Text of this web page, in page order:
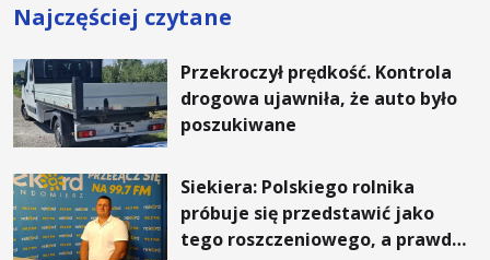
Najczęściej czytane
Przekroczył prędkość. Kontrola
drogowa ujawniła, że auto było
poszukiwane
Siekiera: Polskiego rolnika
próbuje się przedstawić jako
tego roszczeniowego, a prawda